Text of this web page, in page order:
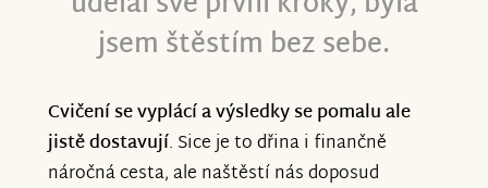
jsem štěstím bez sebe.
Cvičení se vyplácí a výsledky se pomalu ale
jistě dostavují. Sice je to dřina i finančně
náročná cesta, ale naštěstí nás doposud